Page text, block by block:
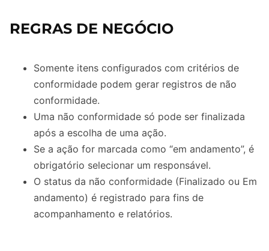
REGRAS DE NEGÓCIO
Somente itens configurados com critérios de
conformidade podem gerar registros de não
conformidade.
Uma não conformidade só pode ser finalizada
após a escolha de uma ação.
Se a ação for marcada como “em andamento”, é
obrigatório selecionar um responsável.
O status da não conformidade (Finalizado ou Em
andamento) é registrado para fins de
acompanhamento e relatórios.